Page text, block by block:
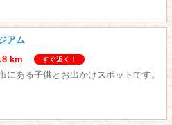
アム
km
すぐ近く！
にある子供とお出かけスポットです。